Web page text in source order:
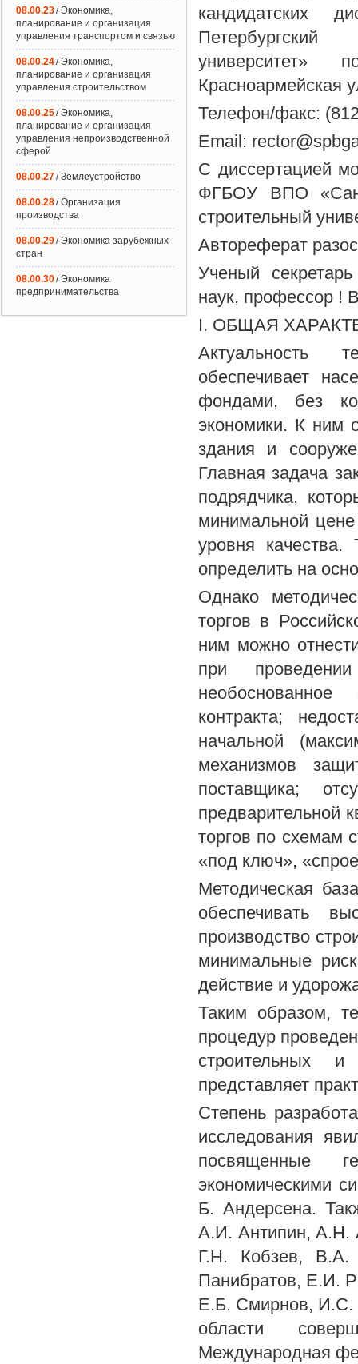
кандидатских
Петербургский
университет»
Красноармейская
Телефон/факс:
Email:
С диссертацией
ФГБОУ ВПО
строительный
Автореферат
Ученый
наук, профессор !
I. ОБЩАЯ
Актуальность
обеспечивает
фондами, без
экономики. К ним
здания и
Главная задача
подрядчика,
минимальной
уровня
определить на
Однако
торгов в
ним можно
при
контракта;
начальной
механизмов
поставщика;
предварительной
торгов по схемам
«под ключ»,
Методическая
обеспечивать
производство
минимальные
действие и
Таким образом,
процедур
строительных
представляет
Степень
исследования
посвященные
экономическими
Б. Андерсена.
А.И. Антипин, А.Н.
Г.Н. Кобзев,
Панибратов, Е.И.
Е.Б. Смирнов, И.С.
области
Международная
08.00.23/ Экономика,
планирование и организация
управления транспортом и связью
08.00.24/ Экономика,
планирование и организация
управления строительством
08.00.25/ Экономика,
планирование и организация
управления непроизводственной
сферой
08.00.27/ Землеустройство
08.00.28/ Организация
производства
08.00.29/ Экономика зарубежных
стран
08.00.30/ Экономика
предпринимательства